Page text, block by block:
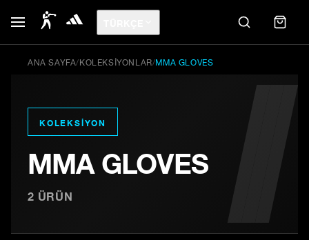
ANA SAYFA/KOLEKSIYONLAR/MMA GLOVES
KOLEKSIYON
MMA GLOVES
2 ÜRÜN